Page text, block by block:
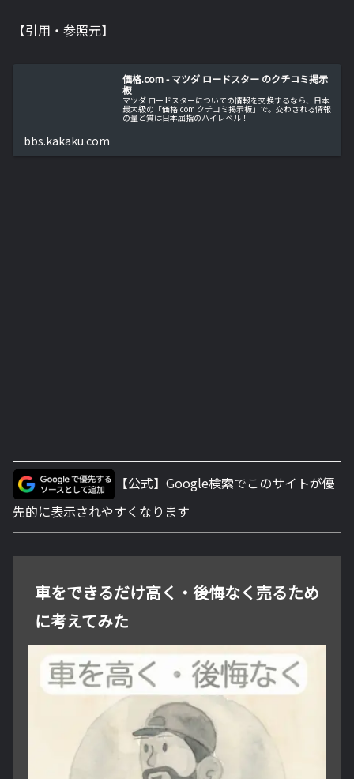
【引用・参照元】
価格.com - マツダ ロードスター のクチコミ掲示
板
マツダ ロードスターについての情報を交換するなら、日本
最大級の「価格.com クチコミ掲示板」で。交わされる情報
の量と質は日本屈指のハイレベル！
bbs.kakaku.com
【公式】Google検索でこのサイトが優
先的に表示されやすくなります
車をできるだけ高く・後悔なく売るため
に考えてみた